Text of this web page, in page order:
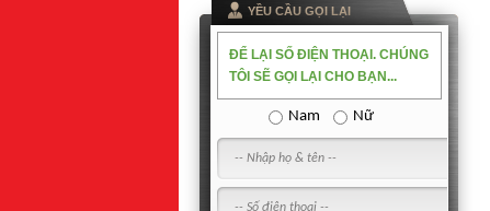
YỀU CẦU GỌI LẠI
ĐỂ LẠI SỐ ĐIỆN THOẠI. CHÚNG
TÔI SẼ GỌI LẠI CHO BẠN...
Nam Nữ